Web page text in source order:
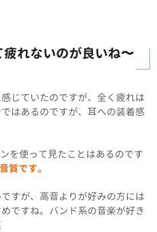
れないのが良いね〜
じていたのですが、全く疲れは
はあるのですが、耳への装着感
を使って見たことはあるのです
質です。
すが、高音よりが好みの方には
ですね。バンド系の音楽が好き